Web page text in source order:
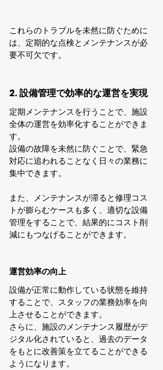
これらのトラブルを未然に防ぐために
は、定期的な点検とメンテナンスが必
要不可欠です。
2. 設備管理で効率的な運営を実現
定期メンテナンスを行うことで、施設
全体の運営を効率化することができま
す。
設備の故障を未然に防ぐことで、緊急
対応に追われることなく日々の業務に
集中できます。
また、メンテナンスが滞ると修理コス
トが膨らむケースも多く、適切な設備
管理をすることで、結果的にコスト削
減にもつなげることができます。
運営効率の向上
設備が正常に動作している状態を維持
することで、スタッフの業務効率を向
上させることができます。
さらに、施設のメンテナンス履歴がデ
ジタル化されていると、過去のデータ
をもとに改善策を立てることができる
ようになります。